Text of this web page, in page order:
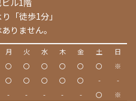
ル1階
「徒歩1分」
りません。
月 火 水 木 金 土
日
〇 〇 〇 〇 〇 〇
※
〇 〇 〇 〇 〇 -
-
- - - - - 〇 ※